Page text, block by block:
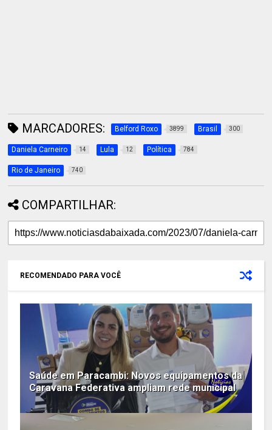
MARCADORES: Belford Roxo 3899 Brasil 300
Daniela Carneiro 14 Lula 12 Política 784
Rio de Janeiro 740
COMPARTILHAR:
RECOMENDADO PARA VOCÊ
Saúde em Paracambi: Novos equipamentos da
Caravana Federativa ampliam rede municipal